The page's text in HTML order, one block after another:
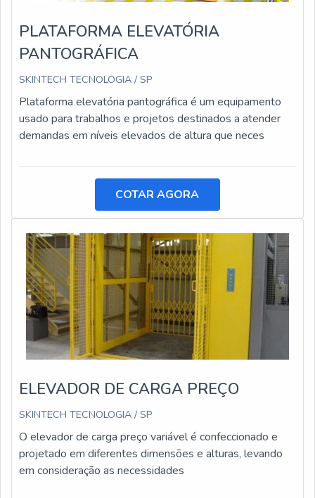
PLATAFORMA ELEVATÓRIA
PANTOGRÁFICA
SKINTECH TECNOLOGIA / SP
Plataforma elevatória pantográfica é um equipamento
usado para trabalhos e projetos destinados a atender
demandas em níveis elevados de altura que neces
COTAR AGORA
ELEVADOR DE CARGA PREÇO
SKINTECH TECNOLOGIA / SP
O elevador de carga preço variável é confeccionado e
projetado em diferentes dimensões e alturas, levando
em consideração as necessidades